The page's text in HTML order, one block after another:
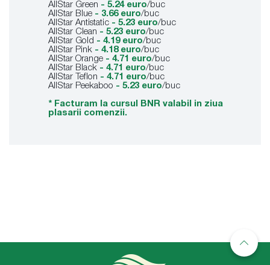
AllStar Green - 5.24 euro/buc
AllStar Blue - 3.66 euro/buc
AllStar Antistatic - 5.23 euro/buc
AllStar Clean - 5.23 euro/buc
AllStar Gold - 4.19 euro/buc
AllStar Pink - 4.18 euro/buc
AllStar Orange - 4.71 euro/buc
AllStar Black - 4.71 euro/buc
AllStar Teflon - 4.71 euro/buc
AllStar Peekaboo - 5.23 euro/buc
* Facturam la cursul BNR valabil in ziua
plasarii comenzii.